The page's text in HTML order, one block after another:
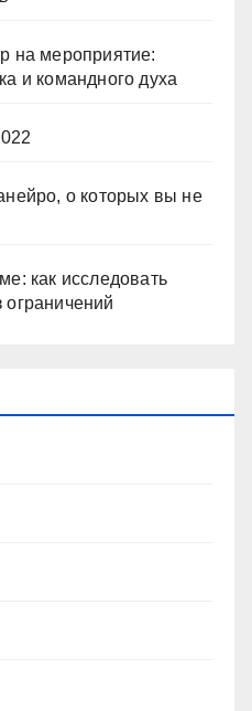
на мероприятие:
и командного духа
о которых вы не
как исследовать